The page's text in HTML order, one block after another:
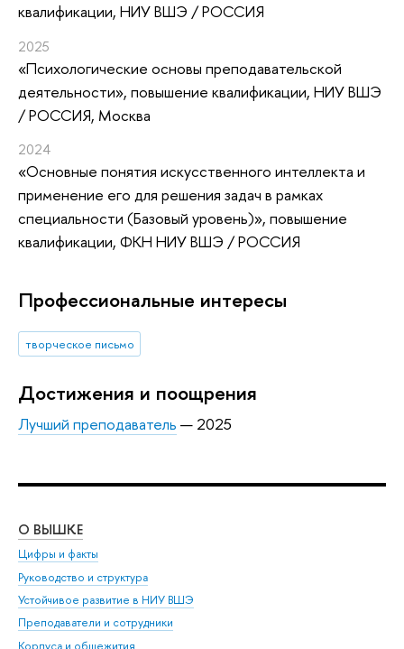
квалификации, НИУ ВШЭ / РОССИЯ
2025
«Психологические основы преподавательской
деятельности», повышение квалификации, НИУ ВШЭ
/ РОССИЯ, Москва
2024
«Основные понятия искусственного интеллекта и
применение его для решения задач в рамках
специальности (Базовый уровень)», повышение
квалификации, ФКН НИУ ВШЭ / РОССИЯ
Профессиональные интересы
творческое письмо
Достижения и поощрения
Лучший преподаватель — 2025
О ВЫШКЕ
Цифры и факты
Руководство и структура
Устойчивое развитие в НИУ ВШЭ
Преподаватели и сотрудники
Корпуса и общежития